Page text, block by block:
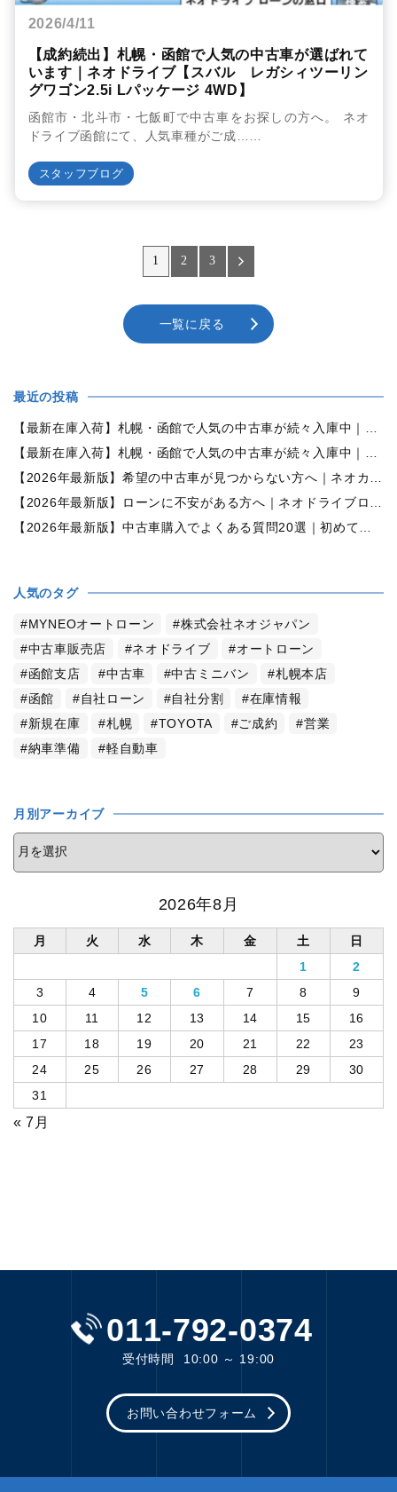
2026/4/11
【成約続出】札幌・函館で人気の中古車が選ばれて
います｜ネオドライブ【スバル レガシィツーリン
グワゴン2.5i Lパッケージ 4WD】
函館市・北斗市・七飯町で中古車をお探しの方へ。 ネオ
ドライブ函館にて、人気車種がご成……
スタッフブログ
1 2 3
一覧に戻る
最近の投稿
人気のタグ
MYNEOオートローン
株式会社ネオジャパン
中古車販売店
ネオドライブ
オートローン
函館支店
中古車 中古ミニバン
札幌本店
函館
自社ローン 自社分割
在庫情報
新規在庫
札幌 TOYOTA ご成約
営業
納車準備
軽自動車
月別アーカイブ
2026年8月
月 火 水 木 金 土
日
1
2
3
4 5 6 7 8
9
10
11 12 13 14 15
16
17
18 19 20 21 22
23
24
25 26 27 28 29
30
31
« 7月
011-792-0374
受付時間 10:00 ～ 19:00
お問い合わせフォーム